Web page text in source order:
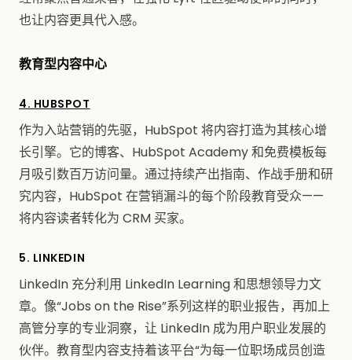
也让内容更具代入感。
教育型内容中心
4. HUBSPOT
作为入站营销的先驱，HubSpot 将内容打造为其核心增
长引擎。它的博客、HubSpot Academy 和免费模板每
月吸引数百万访问量。通过持续产出指南、作战手册和研
究内容，HubSpot 在营销漏斗的每个阶段教育受众——
将内容读者转化为 CRM 买家。
5. LINKEDIN
LinkedIn 充分利用 LinkedIn Learning 和思想领导力文
章。像“Jobs on the Rise”系列这样的职业报告，再加上
高管分享的专业洞察，让 LinkedIn 成为用户职业发展的
伙伴。教育型内容支持着该平台“为每一位职场成员创造